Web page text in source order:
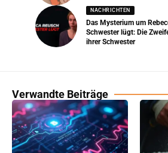
NACHRICHTEN
Das Mysterium um
Schwester lügt: Die
ihrer Schwester
Verwandte Beiträge